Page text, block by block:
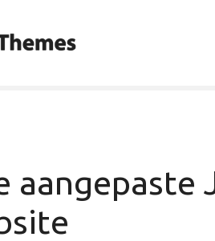
aangepaste